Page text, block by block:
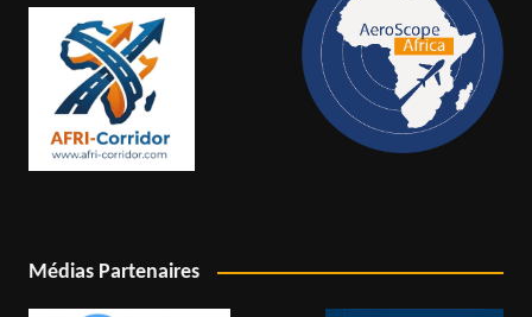
Médias Partenaires